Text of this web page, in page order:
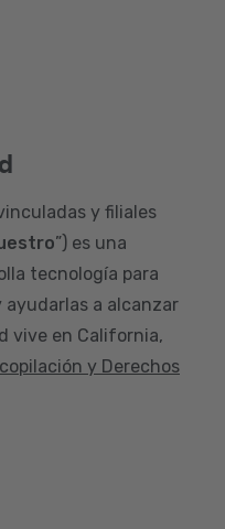
y filiales
”) es una
tecnología para
a alcanzar
vive en California,
y Derechos